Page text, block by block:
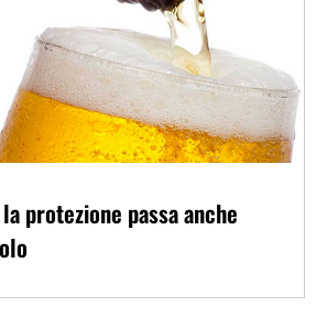
protezione passa anche